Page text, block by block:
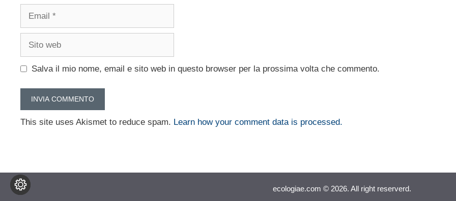
Email
Sito
Salva il mio nome, email e sito web in questo browser per la prossima volta che commento.
This site uses Akismet to reduce spam. Learn how your comment data is processed.
ecologiae.com © 2026. All right reserverd.